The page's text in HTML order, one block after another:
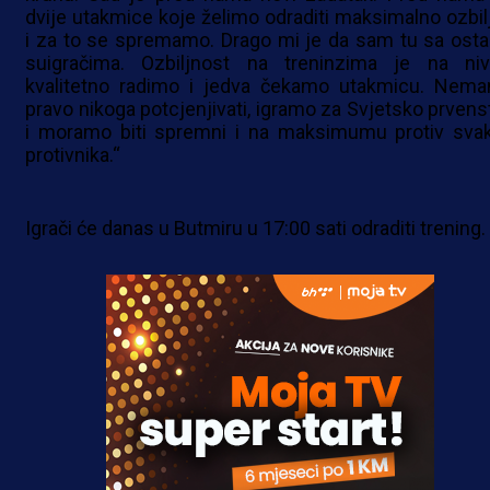
dvije utakmice koje želimo odraditi maksimalno
i za to se spremamo. Drago mi je da sam tu sa
suigračima. Ozbiljnost na treninzima je na
kvalitetno radimo i jedva čekamo utakmicu.
pravo nikoga potcjenjivati, igramo za Svjetsko
i moramo biti spremni i na maksimumu protiv
protivnika.“
Igrači će danas u Butmiru u 17:00 sati odraditi trening.